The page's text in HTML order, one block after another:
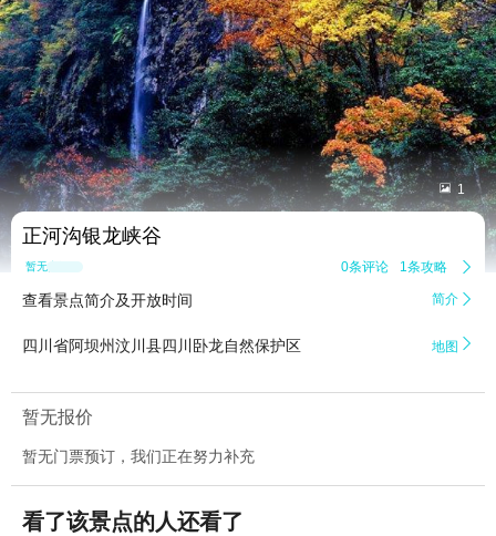
 1
正河沟银龙峡谷
暂无点评 0条评论 1条攻略 
查看景点简介及开放时间 简介 
四川省阿坝州汶川县四川卧龙自然保护区 地图 
暂无报价
暂无门票预订，我们正在努力补充
看了该景点的人还看了
